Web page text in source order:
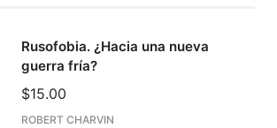
Rusofobia. ¿Hacia una nueva
guerra fría?
$15.00
ROBERT CHARVIN